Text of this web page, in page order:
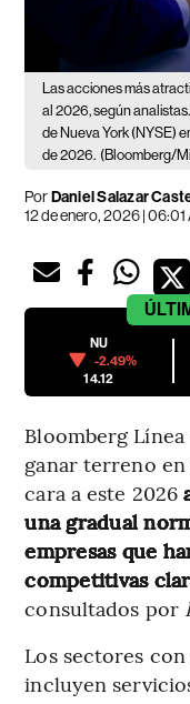
Las acciones más
al 2026, según analistas.
de Nueva York (NYSE)
de 2026. (Bloomberg/
PorDaniel Salazar
12 de enero, 2026 | 06:01
NU
-2.49%
14.12
Bloomberg
ganar terreno
cara a este 2026
una gradual
empresas que
competitivas
consultados por
Los sectores
incluyen